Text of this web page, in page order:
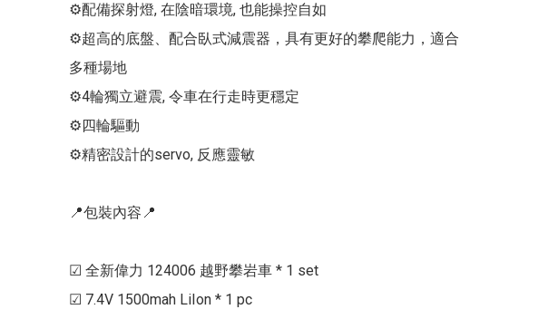
⚙配備探射燈, 在陰暗環境, 也能操控自如
⚙超高的底盤、配合臥式減震器，具有更好的攀爬能力，適合
多種場地
⚙4輪獨立避震, 令車在行走時更穩定
⚙四輪驅動
⚙精密設計的servo, 反應靈敏
📍包裝內容📍
☑ 全新偉力 124006 越野攀岩車 * 1 set
☑ 7.4V 1500mah LiIon * 1 pc